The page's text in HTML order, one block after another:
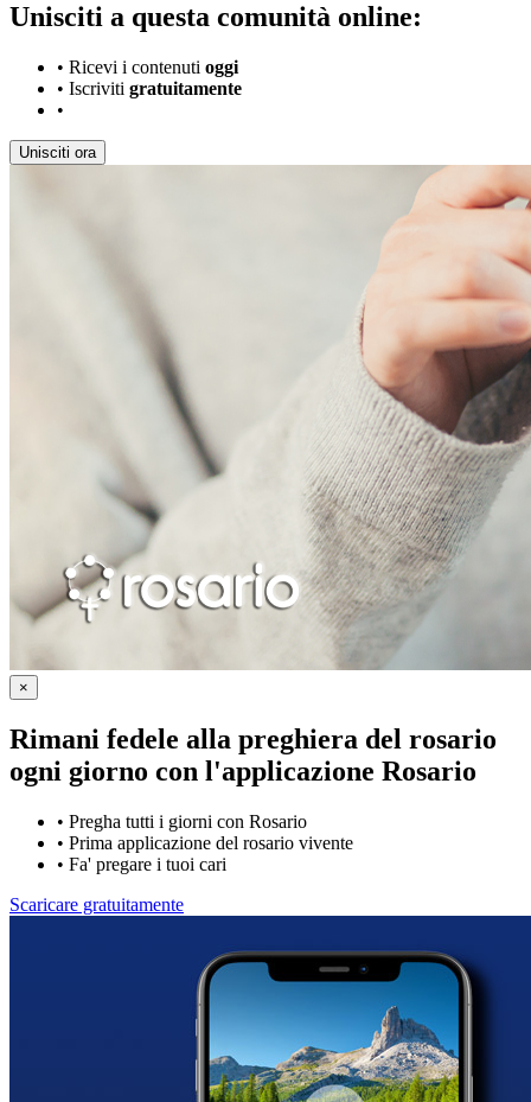
Unisciti a questa comunità online:
• Ricevi i contenuti oggi
• Iscriviti gratuitamente
•
Unisciti ora
×
Rimani fedele alla preghiera del rosario
ogni giorno con l'applicazione Rosario
• Pregha tutti i giorni con Rosario
• Prima applicazione del rosario vivente
• Fa' pregare i tuoi cari
Scaricare gratuitamente